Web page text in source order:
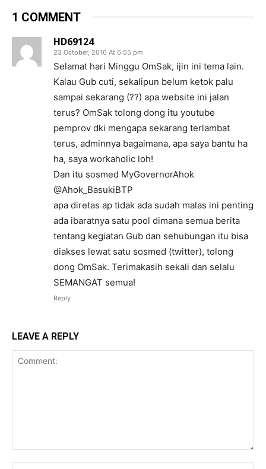
1 COMMENT
HD69124
23 October, 2016 At 6:55 pm
Selamat hari Minggu OmSak, ijin ini tema lain.
Kalau Gub cuti, sekalipun belum ketok palu
sampai sekarang (??) apa website ini jalan
terus? OmSak tolong dong itu youtube
pemprov dki mengapa sekarang terlambat
terus, adminnya bagaimana, apa saya bantu ha
ha, saya workaholic loh!
Dan itu sosmed MyGovernorAhok
@Ahok_BasukiBTP
apa diretas ap tidak ada sudah malas ini penting
ada ibaratnya satu pool dimana semua berita
tentang kegiatan Gub dan sehubungan itu bisa
diakses lewat satu sosmed (twitter), tolong
dong OmSak. Terimakasih sekali dan selalu
SEMANGAT semua!
Reply
LEAVE A REPLY